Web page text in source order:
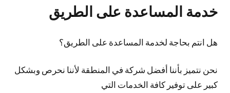
خدمة المساعدة على الطريق
هل انتم بحاجة لخدمة المساعدة على الطريق؟
نحن نتميز بأننا أفضل شركة في المنطقة لأننا نحرص وبشكل
كبير على توفير كافة الخدمات التي